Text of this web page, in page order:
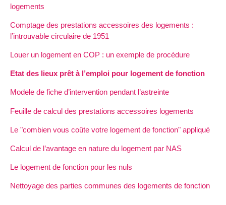
logements
Comptage des prestations accessoires des logements :
l’introuvable circulaire de 1951
Louer un logement en COP : un exemple de procédure
Etat des lieux prêt à l’emploi pour logement de fonction
Modele de fiche d’intervention pendant l’astreinte
Feuille de calcul des prestations accessoires logements
Le "combien vous coûte votre logement de fonction" appliqué
Calcul de l’avantage en nature du logement par NAS
Le logement de fonction pour les nuls
Nettoyage des parties communes des logements de fonction